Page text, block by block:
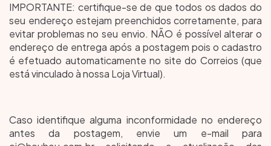
IMPORTANTE: certifique-se de que todos os dados do
seu endereço estejam preenchidos corretamente, para
evitar problemas no seu envio. NÃO é possível alterar o
endereço de entrega após a postagem pois o cadastro
é efetuado automaticamente no site do Correios (que
está vinculado à nossa Loja Virtual).
Caso identifique alguma inconformidade no endereço
antes da postagem, envie um e-mail para